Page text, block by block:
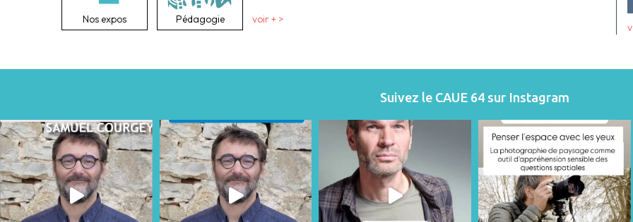
Nos expos Pédagogie voir + >
Suivez le CAUE 64 sur Instagram